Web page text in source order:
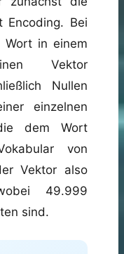
Encoding. Bei
in einem
Vektor
Nullen
einzelnen
dem Wort
von
Vektor also
49.999
sind.